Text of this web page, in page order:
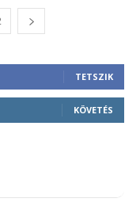
TETSZIK
KÖVETÉS